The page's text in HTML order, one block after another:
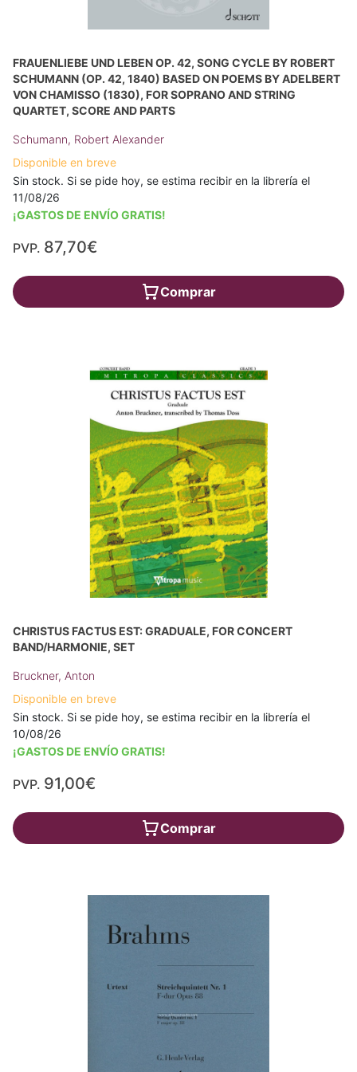
FRAUENLIEBE UND LEBEN OP. 42, SONG CYCLE BY ROBERT
SCHUMANN (OP. 42, 1840) BASED ON POEMS BY ADELBERT
VON CHAMISSO (1830), FOR SOPRANO AND STRING
QUARTET, SCORE AND PARTS
Schumann, Robert Alexander
Disponible en breve
Sin stock. Si se pide hoy, se estima recibir en la librería el
11/08/26
¡GASTOS DE ENVÍO GRATIS!
PVP. 87,70€
Comprar
CHRISTUS FACTUS EST: GRADUALE, FOR CONCERT
BAND/HARMONIE, SET
Bruckner, Anton
Disponible en breve
Sin stock. Si se pide hoy, se estima recibir en la librería el
10/08/26
¡GASTOS DE ENVÍO GRATIS!
PVP. 91,00€
Comprar